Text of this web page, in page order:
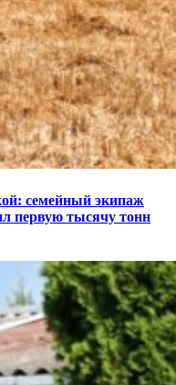
семейный экипаж
первую тысячу тонн